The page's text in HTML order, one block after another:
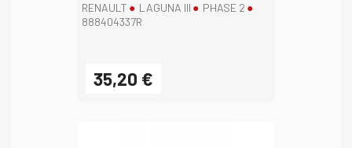
RENAULT LAGUNA III
PHASE 2
888404337R
35,20 €